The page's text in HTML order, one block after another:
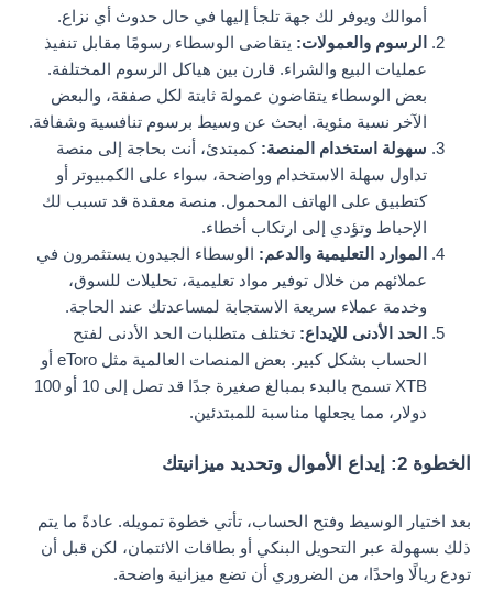
أموالك ويوفر لك جهة تلجأ إليها في حال حدوث أي نزاع.
الرسوم والعمولات: يتقاضى الوسطاء رسومًا مقابل تنفيذ
عمليات البيع والشراء. قارن بين هياكل الرسوم المختلفة.
بعض الوسطاء يتقاضون عمولة ثابتة لكل صفقة، والبعض
الآخر نسبة مئوية. ابحث عن وسيط برسوم تنافسية وشفافة.
سهولة استخدام المنصة: كمبتدئ، أنت بحاجة إلى منصة
تداول سهلة الاستخدام وواضحة، سواء على الكمبيوتر أو
كتطبيق على الهاتف المحمول. منصة معقدة قد تسبب لك
الإحباط وتؤدي إلى ارتكاب أخطاء.
الموارد التعليمية والدعم: الوسطاء الجيدون يستثمرون في
عملائهم من خلال توفير مواد تعليمية، تحليلات للسوق،
وخدمة عملاء سريعة الاستجابة لمساعدتك عند الحاجة.
الحد الأدنى للإيداع: تختلف متطلبات الحد الأدنى لفتح
الحساب بشكل كبير. بعض المنصات العالمية مثل eToro أو
XTB تسمح بالبدء بمبالغ صغيرة جدًا قد تصل إلى 10 أو 100
دولار، مما يجعلها مناسبة للمبتدئين.
الخطوة 2: إيداع الأموال وتحديد ميزانيتك
بعد اختيار الوسيط وفتح الحساب، تأتي خطوة تمويله. عادةً ما يتم
ذلك بسهولة عبر التحويل البنكي أو بطاقات الائتمان، لكن قبل أن
تودع ريالًا واحدًا، من الضروري أن تضع ميزانية واضحة.